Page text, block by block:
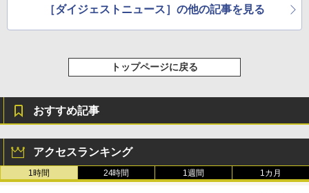
［ダイジェストニュース］の他の記事を見る
トップページに戻る
おすすめ記事
アクセスランキング
1時間 24時間 1週間 1カ月